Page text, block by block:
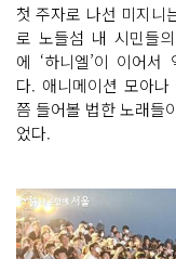
첫 주자로 나선 미지니
로 노들섬 내 시민들
에 ‘하니엘’이 이어
다. 애니메이션 모아
쯤 들어볼 법한 노래들
었다.